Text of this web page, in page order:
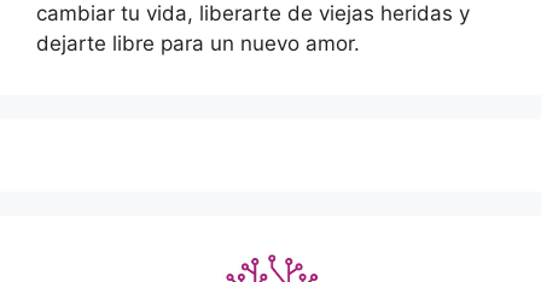
cambiar tu vida, liberarte de viejas heridas y
dejarte libre para un nuevo amor.